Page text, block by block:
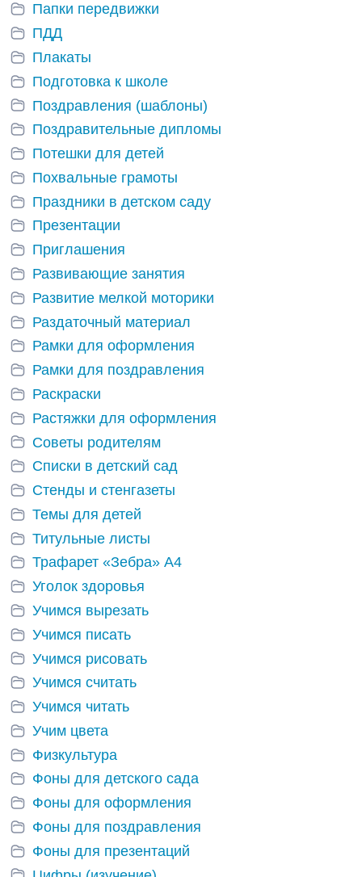
Папки передвижки
ПДД
Плакаты
Подготовка к школе
Поздравления (шаблоны)
Поздравительные дипломы
Потешки для детей
Похвальные грамоты
Праздники в детском саду
Презентации
Приглашения
Развивающие занятия
Развитие мелкой моторики
Раздаточный материал
Рамки для оформления
Рамки для поздравления
Раскраски
Растяжки для оформления
Советы родителям
Списки в детский сад
Стенды и стенгазеты
Темы для детей
Титульные листы
Трафарет «Зебра» А4
Уголок здоровья
Учимся вырезать
Учимся писать
Учимся рисовать
Учимся считать
Учимся читать
Учим цвета
Физкультура
Фоны для детского сада
Фоны для оформления
Фоны для поздравления
Фоны для презентаций